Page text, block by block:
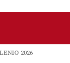
2026